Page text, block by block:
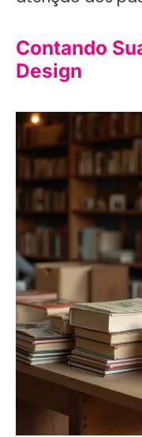
Contando
Design